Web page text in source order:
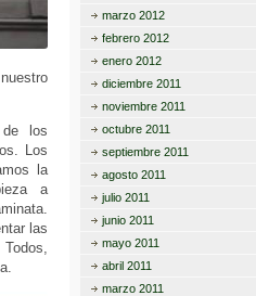
de los
Los
la
a
las
marzo 2012
febrero 2012
enero 2012
diciembre 2011
noviembre 2011
octubre 2011
septiembre 2011
agosto 2011
julio 2011
junio 2011
mayo 2011
abril 2011
marzo 2011